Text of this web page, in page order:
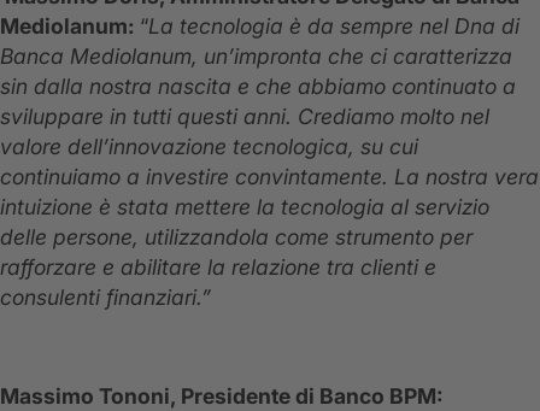
Mediolanum: “La tecnologia è da sempre nel Dna di
Banca Mediolanum, un’impronta che ci caratterizza
sin dalla nostra nascita e che abbiamo continuato a
sviluppare in tutti questi anni. Crediamo molto nel
valore dell’innovazione tecnologica, su cui
continuiamo a investire convintamente. La nostra vera
intuizione è stata mettere la tecnologia al servizio
delle persone, utilizzandola come strumento per
rafforzare e abilitare la relazione tra clienti e
consulenti finanziari.”
Massimo Tononi, Presidente di Banco BPM: